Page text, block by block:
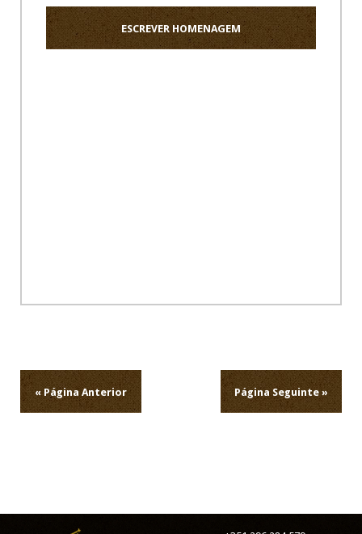
ESCREVER HOMENAGEM
de
artigos
Página Seguinte »
« Página Anterior